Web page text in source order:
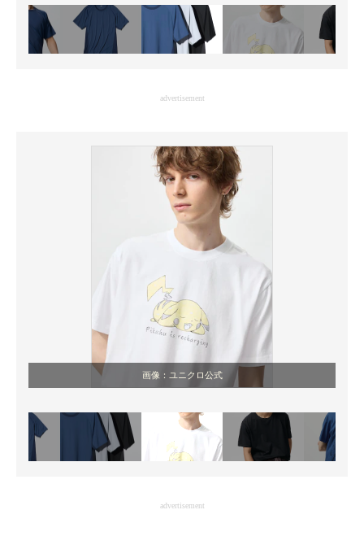
advertisement
画像：ユニクロ公式
advertisement